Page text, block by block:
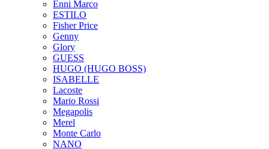
Enni Marco
ESTILO
Fisher Price
Genny
Glory
GUESS
HUGO (HUGO BOSS)
ISABELLE
Lacoste
Mario Rossi
Megapolis
Merel
Monte Carlo
NANO